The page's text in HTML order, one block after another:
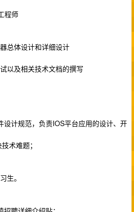
程师
总体设计和详细设计
以及相关技术文档的撰写
设计规范，负责IOS平台应用的设计、开
术难题；
生。